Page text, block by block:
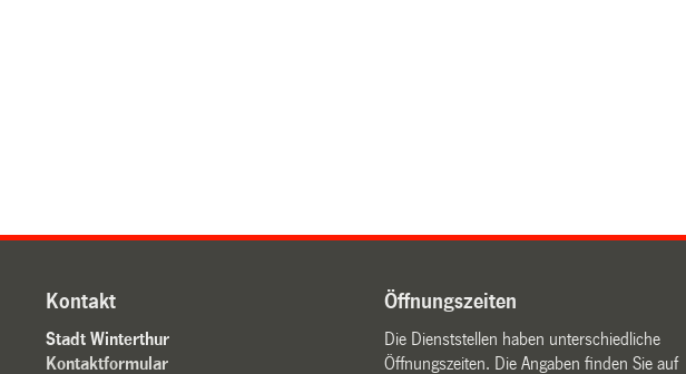
Kontakt
Stadt Winterthur
Kontaktformular
Öffnungszeiten
Die Dienststellen haben unterschiedliche
Öffnungszeiten. Die Angaben finden Sie auf